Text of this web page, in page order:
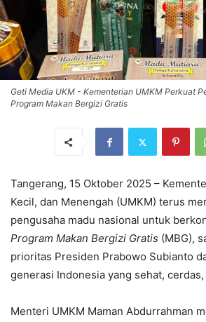
Geti Media UKM - Kementerian UMKM Perkuat
Program Makan Bergizi Gratis
Tangerang, 15 Oktober 2025 –
Kecil, dan Menengah (UMKM) terus
pengusaha madu nasional untuk
Program Makan Bergizi Gratis (MBG),
prioritas Presiden Prabowo Subianto
generasi Indonesia yang sehat,
Menteri UMKM Maman Abdurrahman